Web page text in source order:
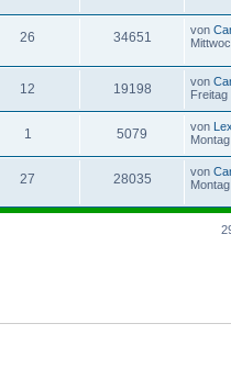
26 34651 von
12 19198 von
Freitag
1 5079 von
27 28035 von